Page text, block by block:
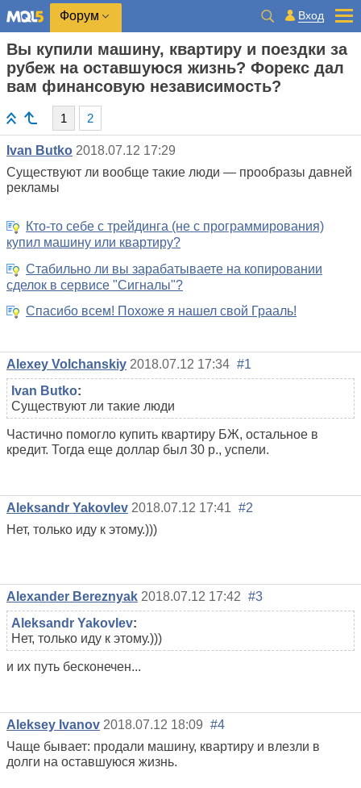
Форум Вход
Вы купили машину, квартиру и поездки за
рубеж на оставшуюся жизнь? Форекс дал
вам финансовую независимость?
1 2
Ivan Butko 2018.07.12 17:29
Существуют ли вообще такие люди — прообразы давней
рекламы
Кто-то себе с трейдинга (не с программирования)
купил машину или квартиру?
Стабильно ли вы зарабатываете на копировании
сделок в сервисе "Сигналы"?
Спасибо всем! Похоже я нашел свой Грааль!
Alexey Volchanskiy 2018.07.12 17:34 #1
Ivan Butko:
Существуют ли такие люди
Частично помогло купить квартиру БЖ, остальное в
кредит. Тогда еще доллар был 30 р., успели.
Aleksandr Yakovlev 2018.07.12 17:41 #2
Нет, только иду к этому.)))
Alexander Bereznyak 2018.07.12 17:42 #3
Aleksandr Yakovlev:
Нет, только иду к этому.)))
и их путь бесконечен...
Aleksey Ivanov 2018.07.12 18:09 #4
Чаще бывает: продали машину, квартиру и влезли в
долги на оставшуюся жизнь.